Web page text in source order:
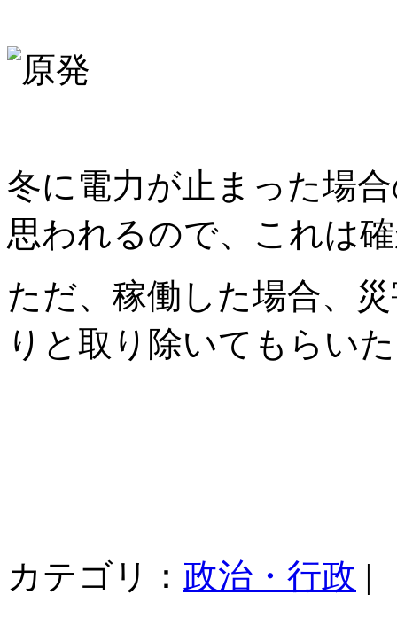
冬に電力が止まった場
思われるので、これは
ただ、稼働した場合、
りと取り除いてもらい
カテゴリ： 政治・行政 |